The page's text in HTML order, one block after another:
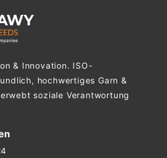
& Innovation. ISO-
hochwertiges Garn &
soziale Verantwortung